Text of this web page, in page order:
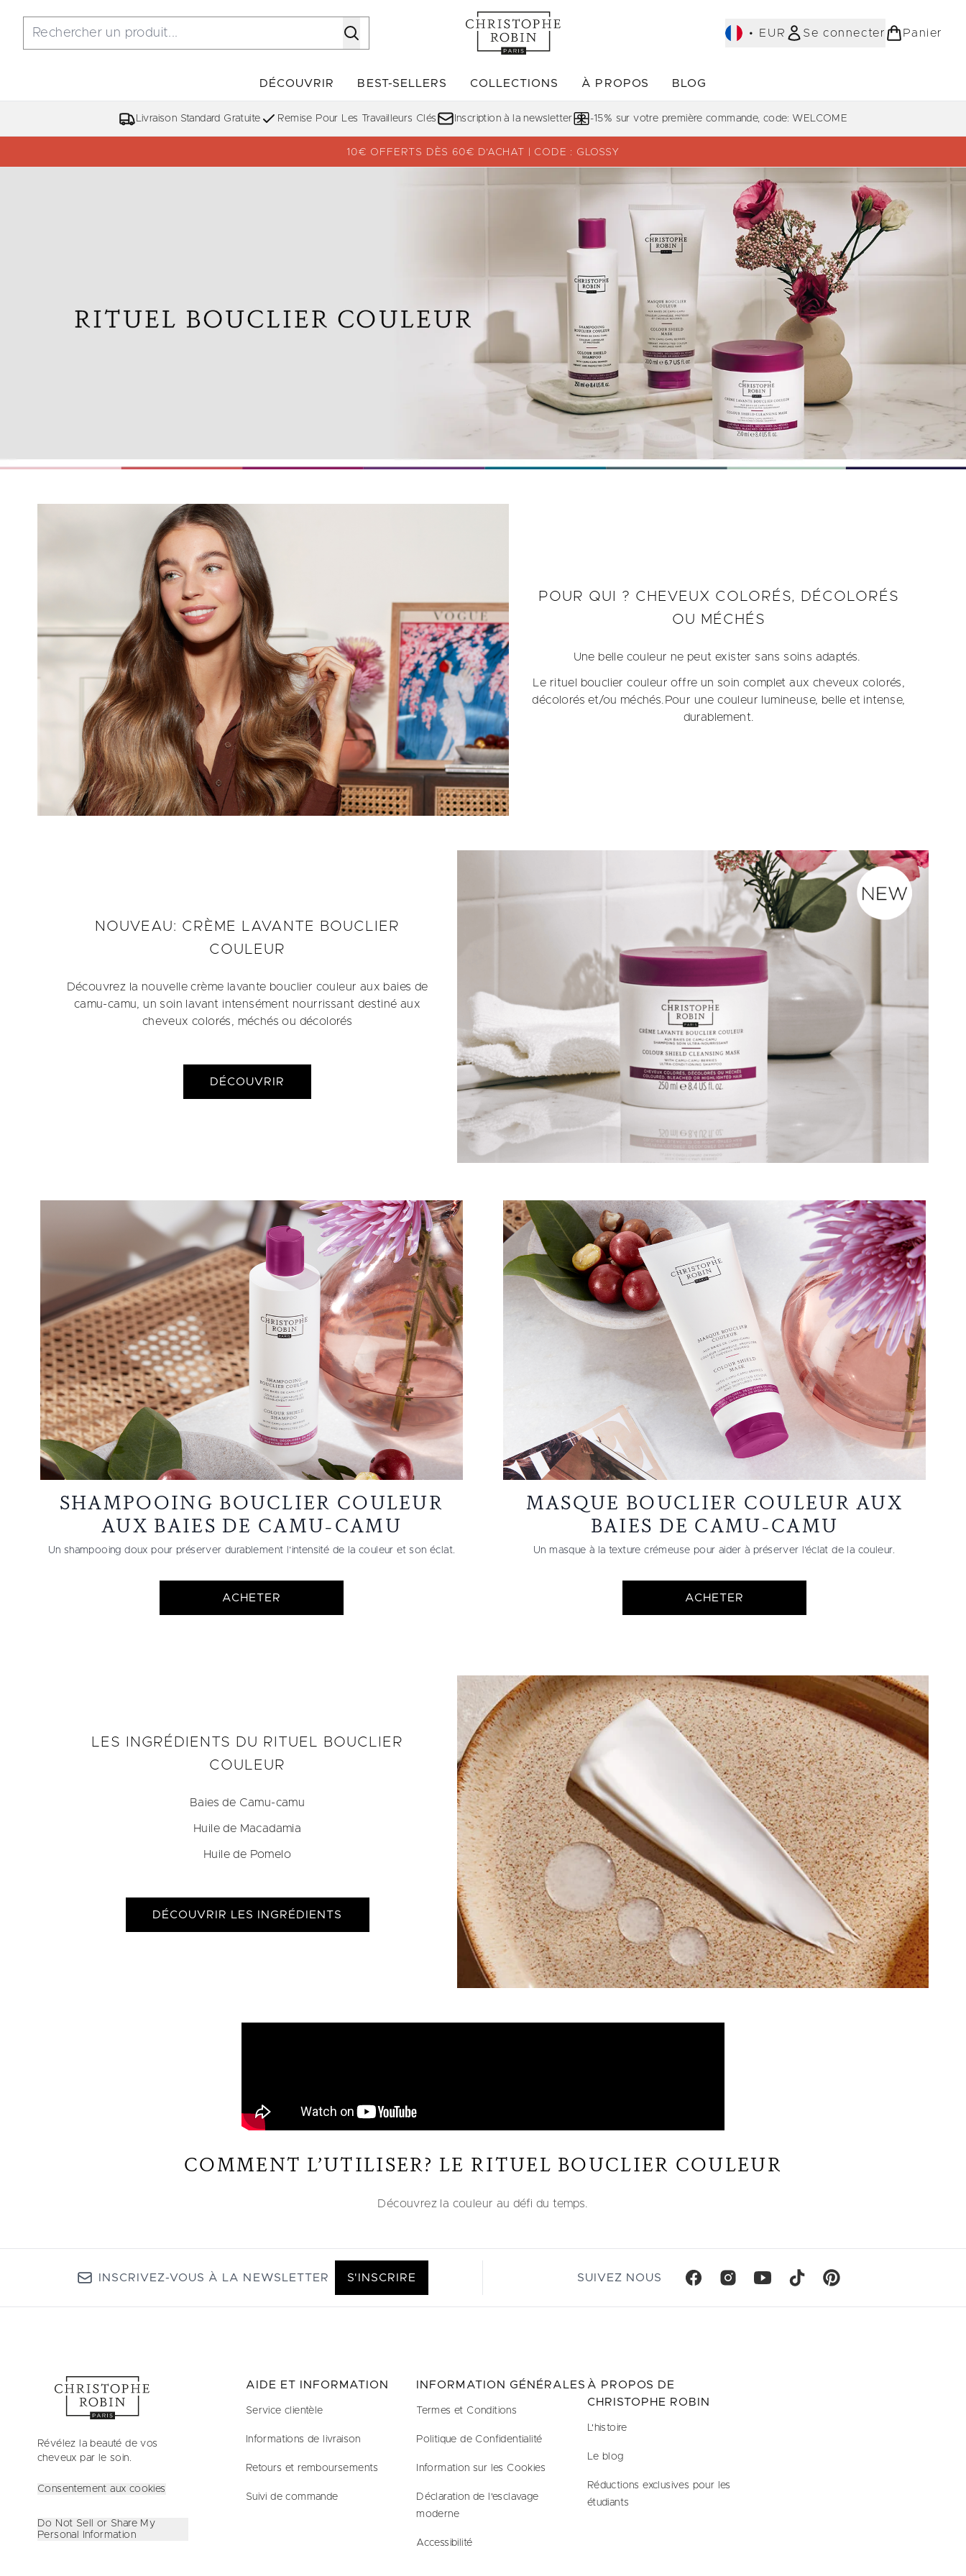
• EUR Se connecter Panier
DÉCOUVRIR
Accédez au sous-menu (DÉCOUVRIR)
BEST-SELLERS
Accédez au sous-menu (BEST-SELLERS)
COLLECTIONS
Accédez au sous-menu (COLLECTIONS)
À PROPOS BLOG
Livraison Standard Gratuite Remise Pour Les Travailleurs Clés Inscription à la newsletter -15% sur votre première commande, code: WELCOME
10€ OFFERTS DÈS 60€ D’ACHAT | CODE : GLOSSY
POUR QUI ? CHEVEUX COLORÉS, DÉCOLORÉS
OU MÉCHÉS
Une belle couleur ne peut exister sans soins adaptés.
Le rituel bouclier couleur offre un soin complet aux cheveux colorés,
décolorés et/ou méchés.Pour une couleur lumineuse, belle et intense,
durablement.
NOUVEAU: CRÈME LAVANTE BOUCLIER
COULEUR
Découvrez la nouvelle crème lavante bouclier couleur aux baies de
camu-camu, un soin lavant intensément nourrissant destiné aux
cheveux colorés, méchés ou décolorés
DÉCOUVRIR
SHAMPOOING BOUCLIER COULEUR
AUX BAIES DE CAMU-CAMU
Un shampooing doux pour préserver durablement l’intensité de la couleur et son éclat.
ACHETER
MASQUE BOUCLIER COULEUR AUX
BAIES DE CAMU-CAMU
Un masque à la texture crémeuse pour aider à préserver l’éclat de la couleur.
ACHETER
LES INGRÉDIENTS DU RITUEL BOUCLIER
COULEUR
Baies de Camu-camu
Huile de Macadamia
Huile de Pomelo
DÉCOUVRIR LES INGRÉDIENTS
COMMENT L’UTILISER? LE RITUEL BOUCLIER COULEUR
Découvrez la couleur au défi du temps.
INSCRIVEZ-VOUS À LA NEWSLETTER S'INSCRIRE SUIVEZ NOUS
Révélez la beauté de vos
cheveux par le soin.
Consentement aux cookies
Do Not Sell or Share My
Personal Information
AIDE ET INFORMATION
Service clientèle
Informations de livraison
Retours et remboursements
Suivi de commande
INFORMATION GÉNÉRALES
Termes et Conditions
Politique de Confidentialité
Information sur les Cookies
Déclaration de l'esclavage
moderne
Accessibilité
À PROPOS DE
CHRISTOPHE ROBIN
L'histoire
Le blog
Réductions exclusives pour les
étudiants